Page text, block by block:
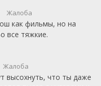
Жалоба
как фильмы, но на
все тяжкие.
Жалоба
высохнуть, что ты даже